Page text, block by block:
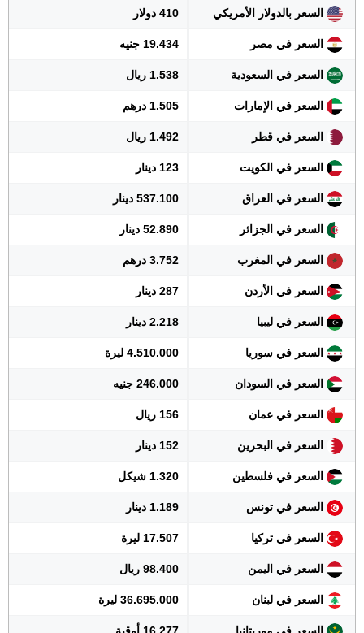
السعر بالدولار الأمريكي 410 دولار
السعر في مصر 19.434 جنيه
السعر في السعودية 1.538 ريال
السعر في الإمارات 1.505 درهم
السعر في قطر 1.492 ريال
السعر في الكويت 123 دينار
السعر في العراق 537.100 دينار
السعر في الجزائر 52.890 دينار
السعر في المغرب 3.752 درهم
السعر في الأردن 287 دينار
السعر في ليبيا 2.218 دينار
السعر في سوريا 4.510.000 ليرة
السعر في السودان 246.000 جنيه
السعر في عمان 156 ريال
السعر في البحرين 152 دينار
السعر في فلسطين 1.320 شيكل
السعر في تونس 1.189 دينار
السعر في تركيا 17.507 ليرة
السعر في اليمن 98.400 ريال
السعر في لبنان 36.695.000 ليرة